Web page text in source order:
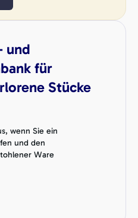
und
für
Stücke
wenn Sie ein
und den
Ware